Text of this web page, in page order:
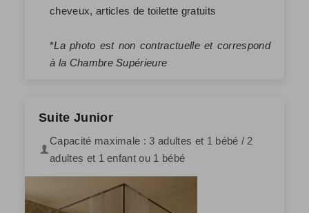
cheveux, articles de toilette gratuits
*La photo est non contractuelle et correspond
à la Chambre Supérieure
Suite Junior
Capacité maximale : 3 adultes et 1 bébé / 2
adultes et 1 enfant ou 1 bébé